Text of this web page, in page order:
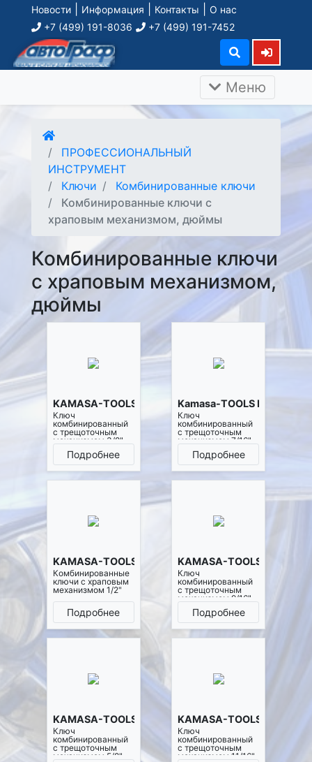
Новости Информация Контакты
О нас
+7 (499) 191-8036
+7 (499) 191-7452
Меню
ПРОФЕССИОНАЛЬНЫЙ
ИНСТРУМЕНТ
Ключи
Комбинированные ключи
Комбинированные ключи с
храповым механизмом, дюймы
Комбинированные ключи
с храповым механизмом,
дюймы
KAMASA-TOOLS K2572
Ключ
комбинированный
с трещоточным
механизмом 3/8"
Подробнее
Kamasa-TOOLS K2573
Ключ
комбинированный
с трещоточным
механизмом 7/16"
Подробнее
KAMASA-TOOLS K2574
Комбинированные
ключи с храповым
механизмом 1/2"
Подробнее
KAMASA-TOOLS K2575
Ключ
комбинированный
с трещоточным
механизмом 9/16"
Подробнее
KAMASA-TOOLS K2576
Ключ
комбинированный
с трещоточным
механизмом 5/8"
KAMASA-TOOLS K2577
Ключ
комбинированный
с трещоточным
механизмом 11/16"